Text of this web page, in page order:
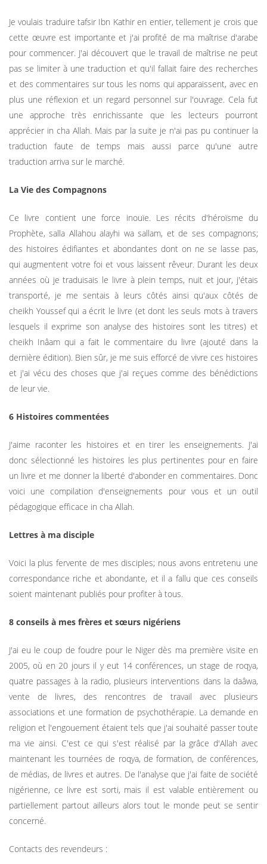
Je voulais traduire tafsir Ibn Kathir en entier, tellement je crois que
cette œuvre est importante et j'ai profité de ma maîtrise d'arabe
pour commencer. J'ai découvert que le travail de maîtrise ne peut
pas se limiter à une traduction et qu'il fallait faire des recherches
et des commentaires sur tous les noms qui apparaissent, avec en
plus une réflexion et un regard personnel sur l'ouvrage. Cela fut
une approche très enrichissante que les lecteurs pourront
apprécier in cha Allah. Mais par la suite je n'ai pas pu continuer la
traduction faute de temps mais aussi parce qu'une autre
traduction arriva sur le marché.
La Vie des Compagnons
Ce livre contient une force inouïe. Les récits d'héroïsme du
Prophète, salla Allahou alayhi wa sallam, et de ses compagnons;
des histoires édifiantes et abondantes dont on ne se lasse pas,
qui augmentent votre foi et vous laissent rêveur. Durant les deux
années où je traduisais le livre à plein temps, nuit et jour, j'étais
transporté, je me sentais à leurs côtés ainsi qu'aux côtés de
cheikh Youssef qui a écrit le livre (et dont les seuls mots à travers
lesquels il exprime son analyse des histoires sont les titres) et
cheikh Inâam qui a fait le commentaire du livre (ajouté dans la
dernière édition). Bien sûr, je me suis efforcé de vivre ces histoires
et j'ai vécu des choses que j'ai reçues comme des bénédictions
de leur vie.
6 Histoires commentées
J'aime raconter les histoires et en tirer les enseignements. J'ai
donc sélectionné les histoires les plus pertinentes pour en faire
un livre et me donner la liberté d'abonder en commentaires. Donc
voici une compilation d'enseignements pour vous et un outil
pédagogique efficace in cha Allah.
Lettres à ma disciple
Voici la plus fervente de mes disciples; nous avons entretenu une
correspondance riche et abondante, et il a fallu que ces conseils
soient maintenant publiés pour profiter à tous.
8 conseils à mes frères et sœurs nigériens
J'ai eu le coup de foudre pour le Niger dès ma première visite en
2005, où en 20 jours il y eut 14 conférences, un stage de roqya,
quatre passages à la radio, plusieurs interventions dans la daâwa,
vente de livres, des rencontres de travail avec plusieurs
associations et une formation de psychothérapie. La demande en
religion et l'engouement étaient tels que j'ai souhaité passer toute
ma vie ainsi. C'est ce qui s'est réalisé par la grâce d'Allah avec
maintenant les tournées de roqya, de formation, de conférences,
de médias, de livres et autres. De l'analyse que j'ai faite de société
nigérienne, ce livre est sorti, mais il est valable entièrement ou
partiellement partout ailleurs alors tout le monde peut se sentir
concerné.
Contacts des revendeurs :